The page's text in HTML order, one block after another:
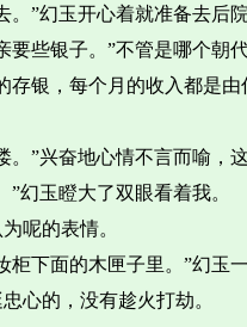
”幻玉开心着就准备去后院
些银子。”不管是哪个朝
存银，每个月的收入都是
。”兴奋地心情不言而喻，
幻玉瞪大了双眼看着我。
呢的表情。
下面的木匣子里。”幻玉
心的，没有趁火打劫。